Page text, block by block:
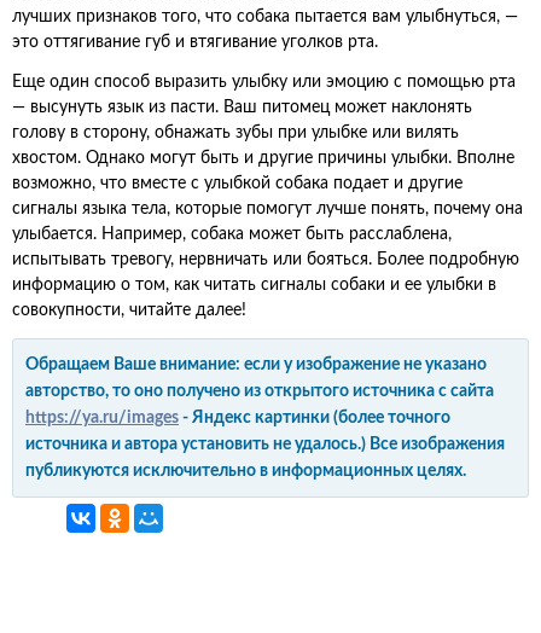
лучших признаков того, что собака пытается вам улыбнуться, —
это оттягивание губ и втягивание уголков рта.
Еще один способ выразить улыбку или эмоцию с помощью рта
— высунуть язык из пасти. Ваш питомец может наклонять
голову в сторону, обнажать зубы при улыбке или вилять
хвостом. Однако могут быть и другие причины улыбки. Вполне
возможно, что вместе с улыбкой собака подает и другие
сигналы языка тела, которые помогут лучше понять, почему она
улыбается. Например, собака может быть расслаблена,
испытывать тревогу, нервничать или бояться. Более подробную
информацию о том, как читать сигналы собаки и ее улыбки в
совокупности, читайте далее!
Обращаем Ваше внимание: если у изображение не указано
авторство, то оно получено из открытого источника с сайта
https://ya.ru/images - Яндекс картинки (более точного
источника и автора установить не удалось.) Все изображения
публикуются исключительно в информационных целях.